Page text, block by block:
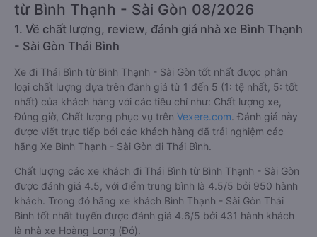
từ Bình Thạnh - Sài Gòn 08/2026
1. Về chất lượng, review, đánh giá nhà xe Bình Thạnh
- Sài Gòn Thái Bình
Xe đi Thái Bình từ Bình Thạnh - Sài Gòn tốt nhất được phân
loại chất lượng dựa trên đánh giá từ 1 đến 5 (1: tệ nhất, 5: tốt
nhất) của khách hàng với các tiêu chí như: Chất lượng xe,
Đúng giờ, Chất lượng phục vụ trên Vexere.com. Đánh giá này
được viết trực tiếp bởi các khách hàng đã trải nghiệm các
hãng Xe Bình Thạnh - Sài Gòn đi Thái Bình.
Chất lượng các xe khách đi Thái Bình từ Bình Thạnh - Sài Gòn
được đánh giá 4.5, với điểm trung bình là 4.5/5 bởi 950 hành
khách. Trong đó hãng xe khách Bình Thạnh - Sài Gòn Thái
Bình tốt nhất tuyến được đánh giá 4.6/5 bởi 431 hành khách
là nhà xe Hoàng Long (Đỏ).